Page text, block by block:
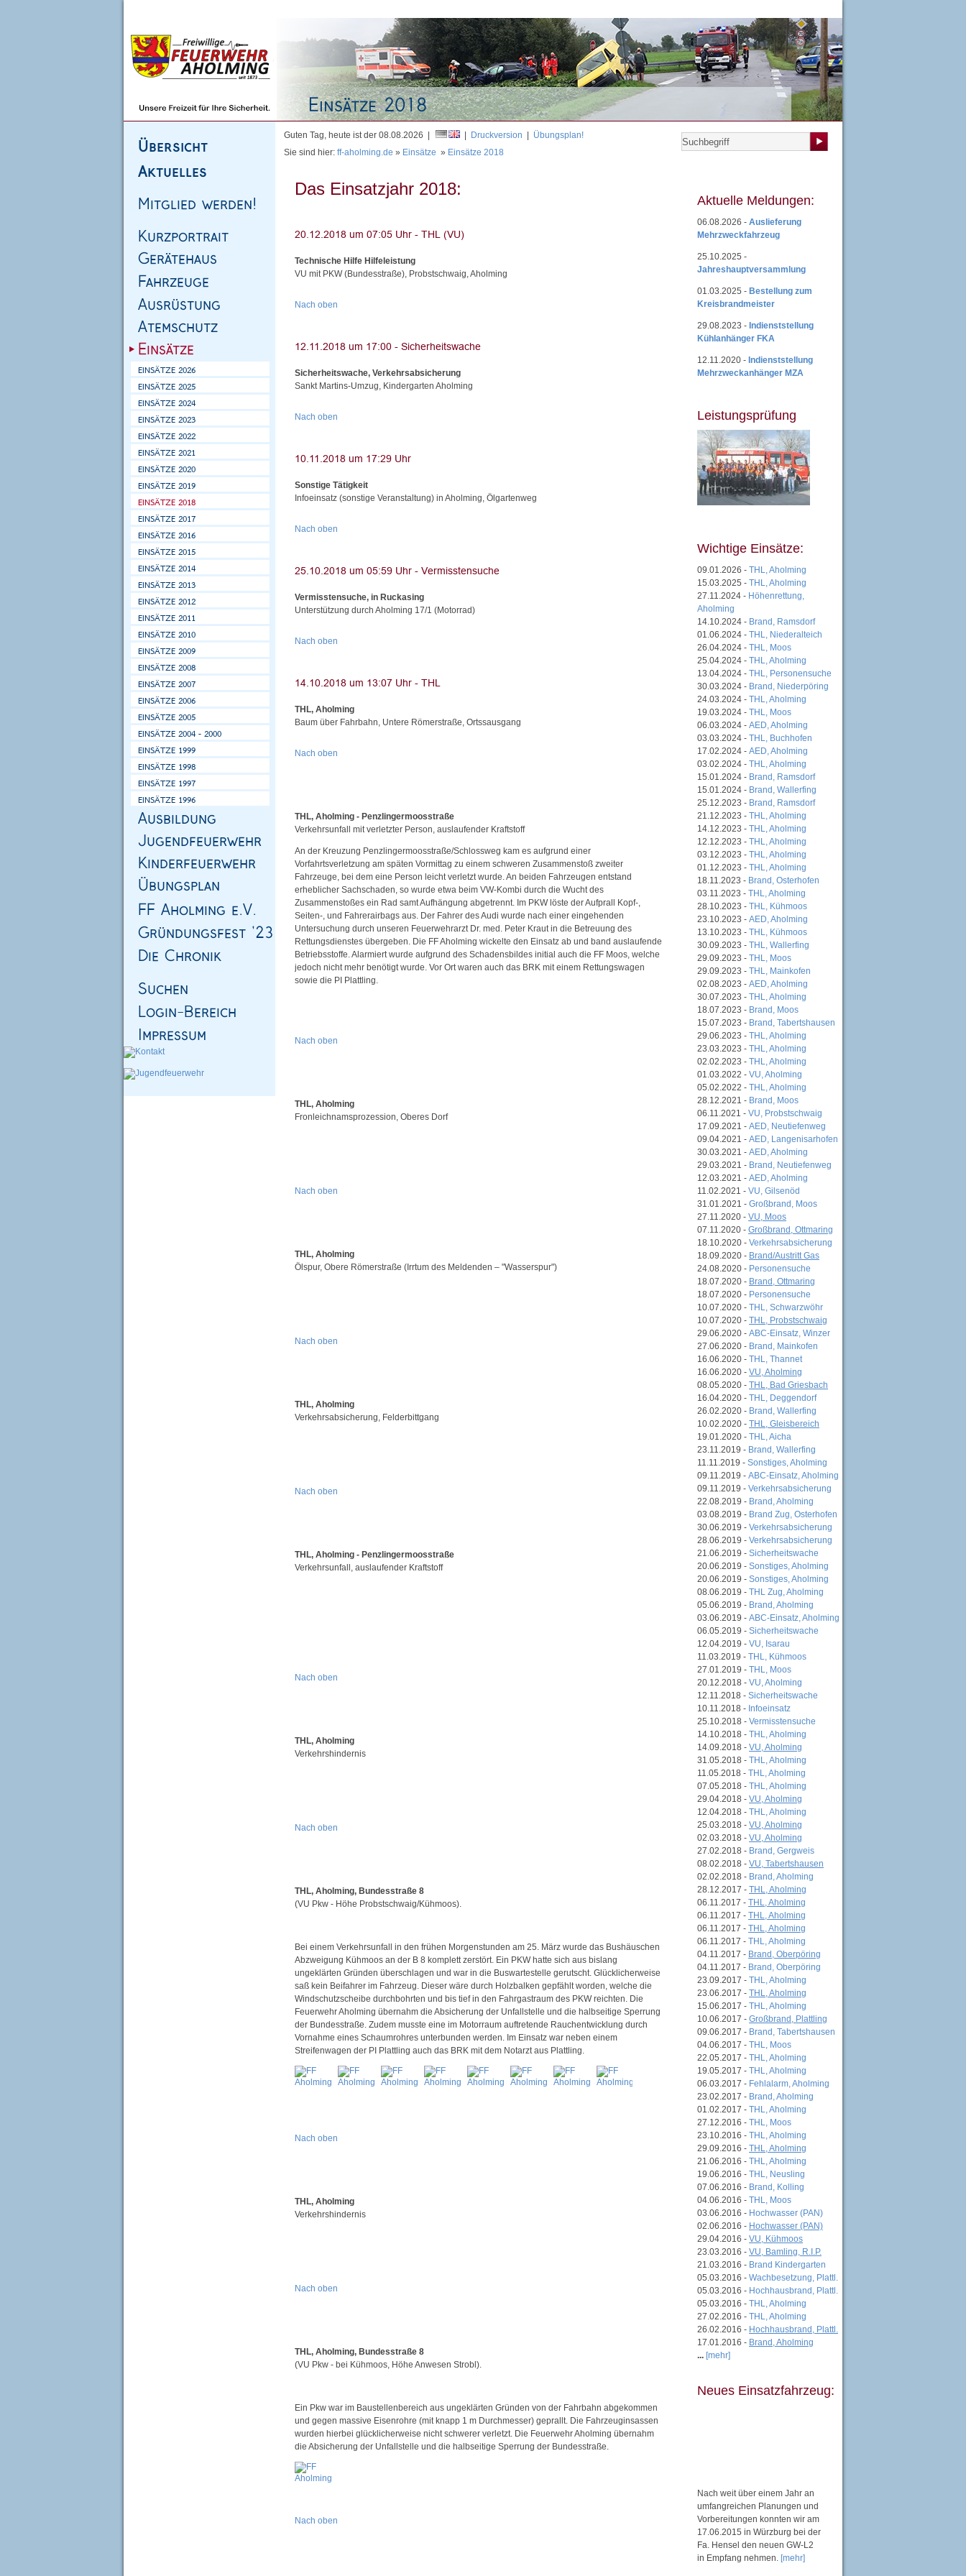
Guten Tag, heute ist der 08.08.2026 | Druckversion
Übungsplan!
Sie sind hier: ff-aholming.de » Einsätze » Einsätze 2018
Das Einsatzjahr 2018:
Technische Hilfe Hilfeleistung
VU mit PKW (Bundesstraße), Probstschwaig, Aholming
Nach oben
Sicherheitswache, Verkehrsabsicherung
Sankt Martins-Umzug, Kindergarten Aholming
Nach oben
Sonstige Tätigkeit
Infoeinsatz (sonstige Veranstaltung) in Aholming, Ölgartenweg
Nach oben
Vermisstensuche, in Ruckasing
Unterstützung durch Aholming 17/1 (Motorrad)
Nach oben
THL, Aholming
Baum über Fahrbahn, Untere Römerstraße, Ortssausgang
Nach oben
THL, Aholming - Penzlingermoosstraße
Verkehrsunfall mit verletzter Person, auslaufender Kraftstoff
An der Kreuzung Penzlingermoosstraße/Schlossweg kam es aufgrund einer
Vorfahrtsverletzung am späten Vormittag zu einem schweren Zusammenstoß zweiter
Fahrzeuge, bei dem eine Person leicht verletzt wurde. An beiden Fahrzeugen entstand
erheblicher Sachschaden, so wurde etwa beim VW-Kombi durch die Wucht des
Zusammenstoßes ein Rad samt Aufhängung abgetrennt. Im PKW löste der Aufprall Kopf-,
Seiten-, und Fahrerairbags aus. Der Fahrer des Audi wurde nach einer eingehenden
Untersuchung durch unseren Feuerwehrarzt Dr. med. Peter Kraut in die Betreuung des
Rettungsdienstes übergeben. Die FF Aholming wickelte den Einsatz ab und band auslaufende
Betriebsstoffe. Alarmiert wurde aufgrund des Schadensbildes initial auch die FF Moos, welche
jedoch nicht mehr benötigt wurde. Vor Ort waren auch das BRK mit einem Rettungswagen
sowie die PI Plattling.
Nach oben
THL, Aholming
Fronleichnamsprozession, Oberes Dorf
Nach oben
THL, Aholming
Ölspur, Obere Römerstraße (Irrtum des Meldenden – "Wasserspur")
Nach oben
THL, Aholming
Verkehrsabsicherung, Felderbittgang
Nach oben
THL, Aholming - Penzlingermoosstraße
Verkehrsunfall, auslaufender Kraftstoff
Nach oben
THL, Aholming
Verkehrshindernis
Nach oben
THL, Aholming, Bundesstraße 8
(VU Pkw - Höhe Probstschwaig/Kühmoos).
Bei einem Verkehrsunfall in den frühen Morgenstunden am 25. März wurde das Bushäuschen
Abzweigung Kühmoos an der B 8 komplett zerstört. Ein PKW hatte sich aus bislang
ungeklärten Gründen überschlagen und war in die Buswartestelle gerutscht. Glücklicherweise
saß kein Beifahrer im Fahrzeug. Dieser wäre durch Holzbalken gepfählt worden, welche die
Windschutzscheibe durchbohrten und bis tief in den Fahrgastraum des PKW reichten. Die
Feuerwehr Aholming übernahm die Absicherung der Unfallstelle und die halbseitige Sperrung
der Bundesstraße. Zudem musste eine im Motorraum auftretende Rauchentwicklung durch
Vornahme eines Schaumrohres unterbunden werden. Im Einsatz war neben einem
Streifenwagen der PI Plattling auch das BRK mit dem Notarzt aus Plattling.
Nach oben
THL, Aholming
Verkehrshindernis
Nach oben
THL, Aholming, Bundesstraße 8
(VU Pkw - bei Kühmoos, Höhe Anwesen Strobl).
Ein Pkw war im Baustellenbereich aus ungeklärten Gründen von der Fahrbahn abgekommen
und gegen massive Eisenrohre (mit knapp 1 m Durchmesser) geprallt. Die Fahrzeuginsassen
wurden hierbei glücklicherweise nicht schwerer verletzt. Die Feuerwehr Aholming übernahm
die Absicherung der Unfallstelle und die halbseitige Sperrung der Bundesstraße.
Nach oben
Aktuelle Meldungen:
06.08.2026 - Auslieferung
Mehrzweckfahrzeug
25.10.2025 -
Jahreshauptversammlung
01.03.2025 - Bestellung zum
Kreisbrandmeister
29.08.2023 - Indienststellung
Kühlanhänger FKA
12.11.2020 - Indienststellung
Mehrzweckanhänger MZA
Leistungsprüfung
Wichtige Einsätze:
09.01.2026 - THL, Aholming
15.03.2025 - THL, Aholming
27.11.2024 - Höhenrettung,
Aholming
14.10.2024 - Brand, Ramsdorf
01.06.2024 - THL, Niederalteich
26.04.2024 - THL, Moos
25.04.2024 - THL, Aholming
13.04.2024 - THL, Personensuche
30.03.2024 - Brand, Niederpöring
24.03.2024 - THL, Aholming
19.03.2024 - THL, Moos
06.03.2024 - AED, Aholming
03.03.2024 - THL, Buchhofen
17.02.2024 - AED, Aholming
03.02.2024 - THL, Aholming
15.01.2024 - Brand, Ramsdorf
15.01.2024 - Brand, Wallerfing
25.12.2023 - Brand, Ramsdorf
21.12.2023 - THL, Aholming
14.12.2023 - THL, Aholming
12.12.2023 - THL, Aholming
03.12.2023 - THL, Aholming
01.12.2023 - THL, Aholming
18.11.2023 - Brand, Osterhofen
03.11.2023 - THL, Aholming
28.10.2023 - THL, Kühmoos
23.10.2023 - AED, Aholming
13.10.2023 - THL, Kühmoos
30.09.2023 - THL, Wallerfing
29.09.2023 - THL, Moos
29.09.2023 - THL, Mainkofen
02.08.2023 - AED, Aholming
30.07.2023 - THL, Aholming
18.07.2023 - Brand, Moos
15.07.2023 - Brand, Tabertshausen
29.06.2023 - THL, Aholming
23.03.2023 - THL, Aholming
02.02.2023 - THL, Aholming
01.03.2022 - VU, Aholming
05.02.2022 - THL, Aholming
28.12.2021 - Brand, Moos
06.11.2021 - VU, Probstschwaig
17.09.2021 - AED, Neutiefenweg
09.04.2021 - AED, Langenisarhofen
30.03.2021 - AED, Aholming
29.03.2021 - Brand, Neutiefenweg
12.03.2021 - AED, Aholming
11.02.2021 - VU, Gilsenöd
31.01.2021 - Großbrand, Moos
27.11.2020 - VU, Moos
07.11.2020 - Großbrand, Ottmaring
18.10.2020 - Verkehrsabsicherung
18.09.2020 - Brand/Austritt Gas
24.08.2020 - Personensuche
18.07.2020 - Brand, Ottmaring
18.07.2020 - Personensuche
10.07.2020 - THL, Schwarzwöhr
10.07.2020 - THL, Probstschwaig
29.06.2020 - ABC-Einsatz, Winzer
27.06.2020 - Brand, Mainkofen
16.06.2020 - THL, Thannet
16.06.2020 - VU, Aholming
08.05.2020 - THL, Bad Griesbach
16.04.2020 - THL, Deggendorf
26.02.2020 - Brand, Wallerfing
10.02.2020 - THL, Gleisbereich
19.01.2020 - THL, Aicha
23.11.2019 - Brand, Wallerfing
11.11.2019 - Sonstiges, Aholming
09.11.2019 - ABC-Einsatz, Aholming
09.11.2019 - Verkehrsabsicherung
22.08.2019 - Brand, Aholming
03.08.2019 - Brand Zug, Osterhofen
30.06.2019 - Verkehrsabsicherung
28.06.2019 - Verkehrsabsicherung
21.06.2019 - Sicherheitswache
20.06.2019 - Sonstiges, Aholming
20.06.2019 - Sonstiges, Aholming
08.06.2019 - THL Zug, Aholming
05.06.2019 - Brand, Aholming
03.06.2019 - ABC-Einsatz, Aholming
06.05.2019 - Sicherheitswache
12.04.2019 - VU, Isarau
11.03.2019 - THL, Kühmoos
27.01.2019 - THL, Moos
20.12.2018 - VU, Aholming
12.11.2018 - Sicherheitswache
10.11.2018 - Infoeinsatz
25.10.2018 - Vermisstensuche
14.10.2018 - THL, Aholming
14.09.2018 - VU, Aholming
31.05.2018 - THL, Aholming
11.05.2018 - THL, Aholming
07.05.2018 - THL, Aholming
29.04.2018 - VU, Aholming
12.04.2018 - THL, Aholming
25.03.2018 - VU, Aholming
02.03.2018 - VU, Aholming
27.02.2018 - Brand, Gergweis
08.02.2018 - VU, Tabertshausen
02.02.2018 - Brand, Aholming
28.12.2017 - THL, Aholming
06.11.2017 - THL, Aholming
06.11.2017 - THL, Aholming
06.11.2017 - THL, Aholming
06.11.2017 - THL, Aholming
04.11.2017 - Brand, Oberpöring
04.11.2017 - Brand, Oberpöring
23.09.2017 - THL, Aholming
23.06.2017 - THL, Aholming
15.06.2017 - THL, Aholming
10.06.2017 - Großbrand, Plattling
09.06.2017 - Brand, Tabertshausen
04.06.2017 - THL, Moos
22.05.2017 - THL, Aholming
19.05.2017 - THL, Aholming
06.03.2017 - Fehlalarm, Aholming
23.02.2017 - Brand, Aholming
01.02.2017 - THL, Aholming
27.12.2016 - THL, Moos
23.10.2016 - THL, Aholming
29.09.2016 - THL, Aholming
21.06.2016 - THL, Aholming
19.06.2016 - THL, Neusling
07.06.2016 - Brand, Kolling
04.06.2016 - THL, Moos
03.06.2016 - Hochwasser (PAN)
02.06.2016 - Hochwasser (PAN)
29.04.2016 - VU, Kühmoos
23.03.2016 - VU, Bamling, R.I.P.
21.03.2016 - Brand Kindergarten
05.03.2016 - Wachbesetzung, Plattl.
05.03.2016 - Hochhausbrand, Plattl.
05.03.2016 - THL, Aholming
27.02.2016 - THL, Aholming
26.02.2016 - Hochhausbrand, Plattl.
17.01.2016 - Brand, Aholming
... [mehr]
Neues Einsatzfahrzeug:
Nach weit über einem Jahr an
umfangreichen Planungen und
Vorbereitungen konnten wir am
17.06.2015 in Würzburg bei der
Fa. Hensel den neuen GW-L2
in Empfang nehmen. [mehr]